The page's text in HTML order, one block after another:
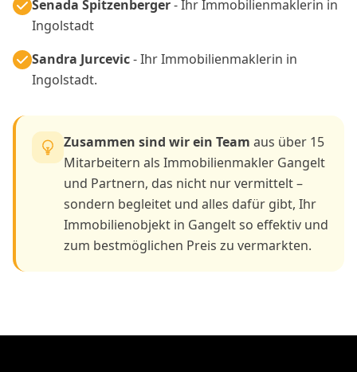
Senada Spitzenberger- Ihr Immobilienmaklerin in
Ingolstadt
Sandra Jurcevic- Ihr Immobilienmaklerin in
Ingolstadt.
Zusammen sind wir ein Team aus über 15
Mitarbeitern als Immobilienmakler Gangelt
und Partnern, das nicht nur vermittelt –
sondern begleitet und alles dafür gibt, Ihr
Immobilienobjekt in Gangelt so effektiv und
zum bestmöglichen Preis zu vermarkten.